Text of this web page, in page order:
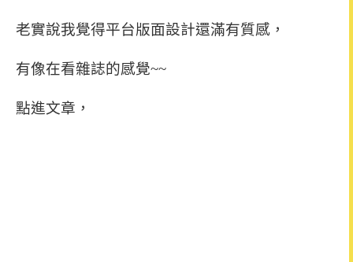
老實說我覺得平台版面設計還滿有質感，
有像在看雜誌的感覺~~
點進文章，